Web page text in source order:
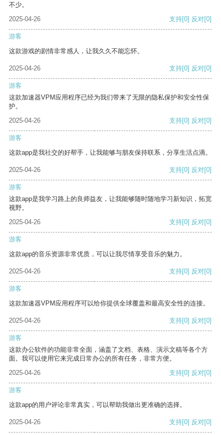
不少。
2025-04-26
支持[0] 反对[0]
游客
这款游戏的剧情非常感人，让我久久不能忘怀。
2025-04-26 支持[0] 反对[0]
游客
这款加速器VPM应用程序已经为我们带来了无限的隐私保护和安全性保
护。
2025-04-26
支持[0] 反对[0]
游客
这款app是我社交的好帮手，让我能够与朋友保持联系，分享生活点滴。
2025-04-26 支持[0] 反对[0]
游客
这款app是我学习路上的良师益友，让我能够随时随地学习新知识，拓宽
视野。
2025-04-26
支持[0] 反对[0]
游客
这款app的音乐资源非常优质，可以让我尽情享受音乐的魅力。
2025-04-26 支持[0] 反对[0]
游客
这款加速器VPM应用程序可以给你提供全球覆盖和最高安全性的连接。
2025-04-26 支持[0] 反对[0]
游客
这款办公软件的功能非常全面，涵盖了文档、表格、演示文稿等各个方
面。我可以使用它来完成日常办公的所有任务，非常方便。
2025-04-26
支持[0] 反对[0]
游客
这款app的用户评论非常真实，可以帮助我做出更准确的选择。
2025-04-26 支持[0] 反对[0]